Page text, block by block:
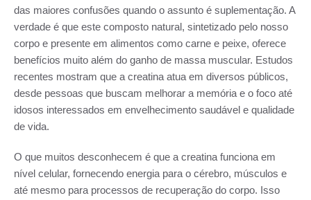
das maiores confusões quando o assunto é suplementação. A
verdade é que este composto natural, sintetizado pelo nosso
corpo e presente em alimentos como carne e peixe, oferece
benefícios muito além do ganho de massa muscular. Estudos
recentes mostram que a creatina atua em diversos públicos,
desde pessoas que buscam melhorar a memória e o foco até
idosos interessados em envelhecimento saudável e qualidade
de vida.
O que muitos desconhecem é que a creatina funciona em
nível celular, fornecendo energia para o cérebro, músculos e
até mesmo para processos de recuperação do corpo. Isso